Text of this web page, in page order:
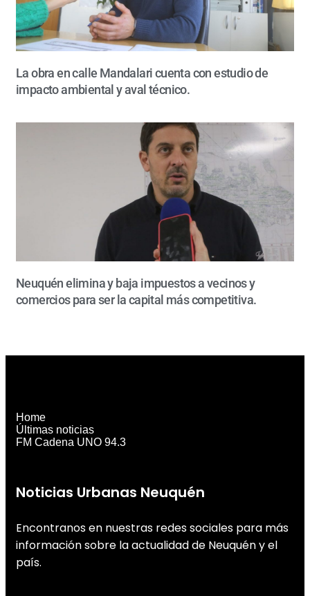
La obra en calle Mandalari cuenta con estudio de
impacto ambiental y aval técnico.
Neuquén elimina y baja impuestos a vecinos y
comercios para ser la capital más competitiva.
Noticias Urbanas Neuquén
Encontranos en nuestras redes sociales para más
información sobre la actualidad de Neuquén y el
país.
Home
Últimas noticias
FM Cadena UNO 94.3